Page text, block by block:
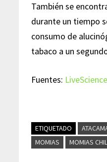
También se
durante un tiempo
consumo de
tabaco a un
Fuentes: LiveScience
ETIQUETADO
MOMIAS
MOMIAS